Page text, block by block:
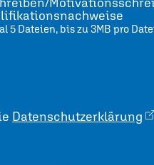
5 Dateien, bis zu 3MB pro
Datenschutzerklärung